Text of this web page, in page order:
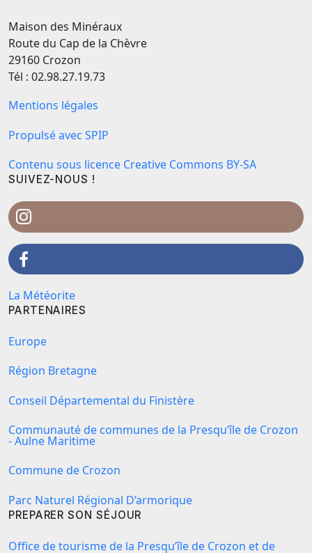
Maison des Minéraux
Route du Cap de la Chèvre
29160 Crozon
Tél : 02.98.27.19.73
Mentions légales
Propulsé avec SPIP
Contenu sous licence Creative Commons BY-SA
SUIVEZ-NOUS !
La Météorite
PARTENAIRES
Europe
Région Bretagne
Conseil Départemental du Finistère
Communauté de communes de la Presqu’île de Crozon
- Aulne Maritime
Commune de Crozon
Parc Naturel Régional D’armorique
PREPARER SON SÉJOUR
Office de tourisme de la Presqu’île de Crozon et de